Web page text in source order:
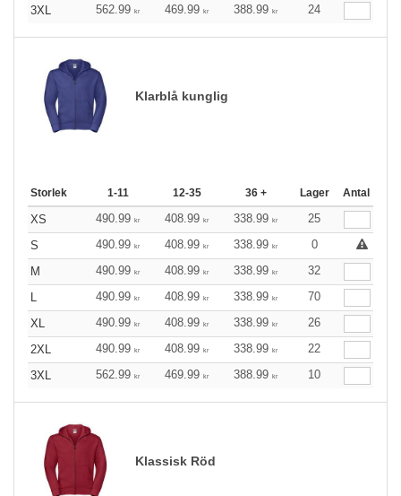
3XL
562.99 kr 469.99 kr 388.99 kr 24
Klarblå kunglig
Storlek 1-11 12-35 36 + Lager Antal
XS 490.99 kr 408.99 kr 338.99 kr
25
S
490.99 kr 408.99 kr 338.99 kr
0
M
490.99 kr 408.99 kr 338.99 kr
32
L
490.99 kr 408.99 kr 338.99 kr
70
XL
490.99 kr 408.99 kr 338.99 kr
26
2XL
490.99 kr 408.99 kr 338.99 kr
22
3XL
562.99 kr 469.99 kr 388.99 kr 10
Klassisk Röd